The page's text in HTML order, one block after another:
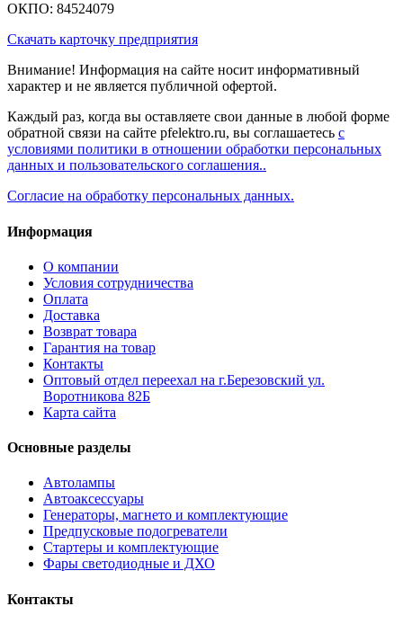
ОКПО: 84524079
Скачать карточку предприятия
Внимание! Информация на сайте носит информативный
характер и не является публичной офертой.
Каждый раз, когда вы оставляете свои данные в любой форме
обратной связи на сайте pfelektro.ru, вы соглашаетесь с
условиями политики в отношении обработки персональных
данных и пользовательского соглашения..
Согласие на обработку персональных данных.
Информация
О компании
Условия сотрудничества
Оплата
Доставка
Возврат товара
Гарантия на товар
Контакты
Оптовый отдел переехал на г.Березовский ул.
Воротникова 82Б
Карта сайта
Основные разделы
Автолампы
Автоаксессуары
Генераторы, магнето и комплектующие
Предпусковые подогреватели
Стартеры и комплектующие
Фары светодиодные и ДХО
Контакты